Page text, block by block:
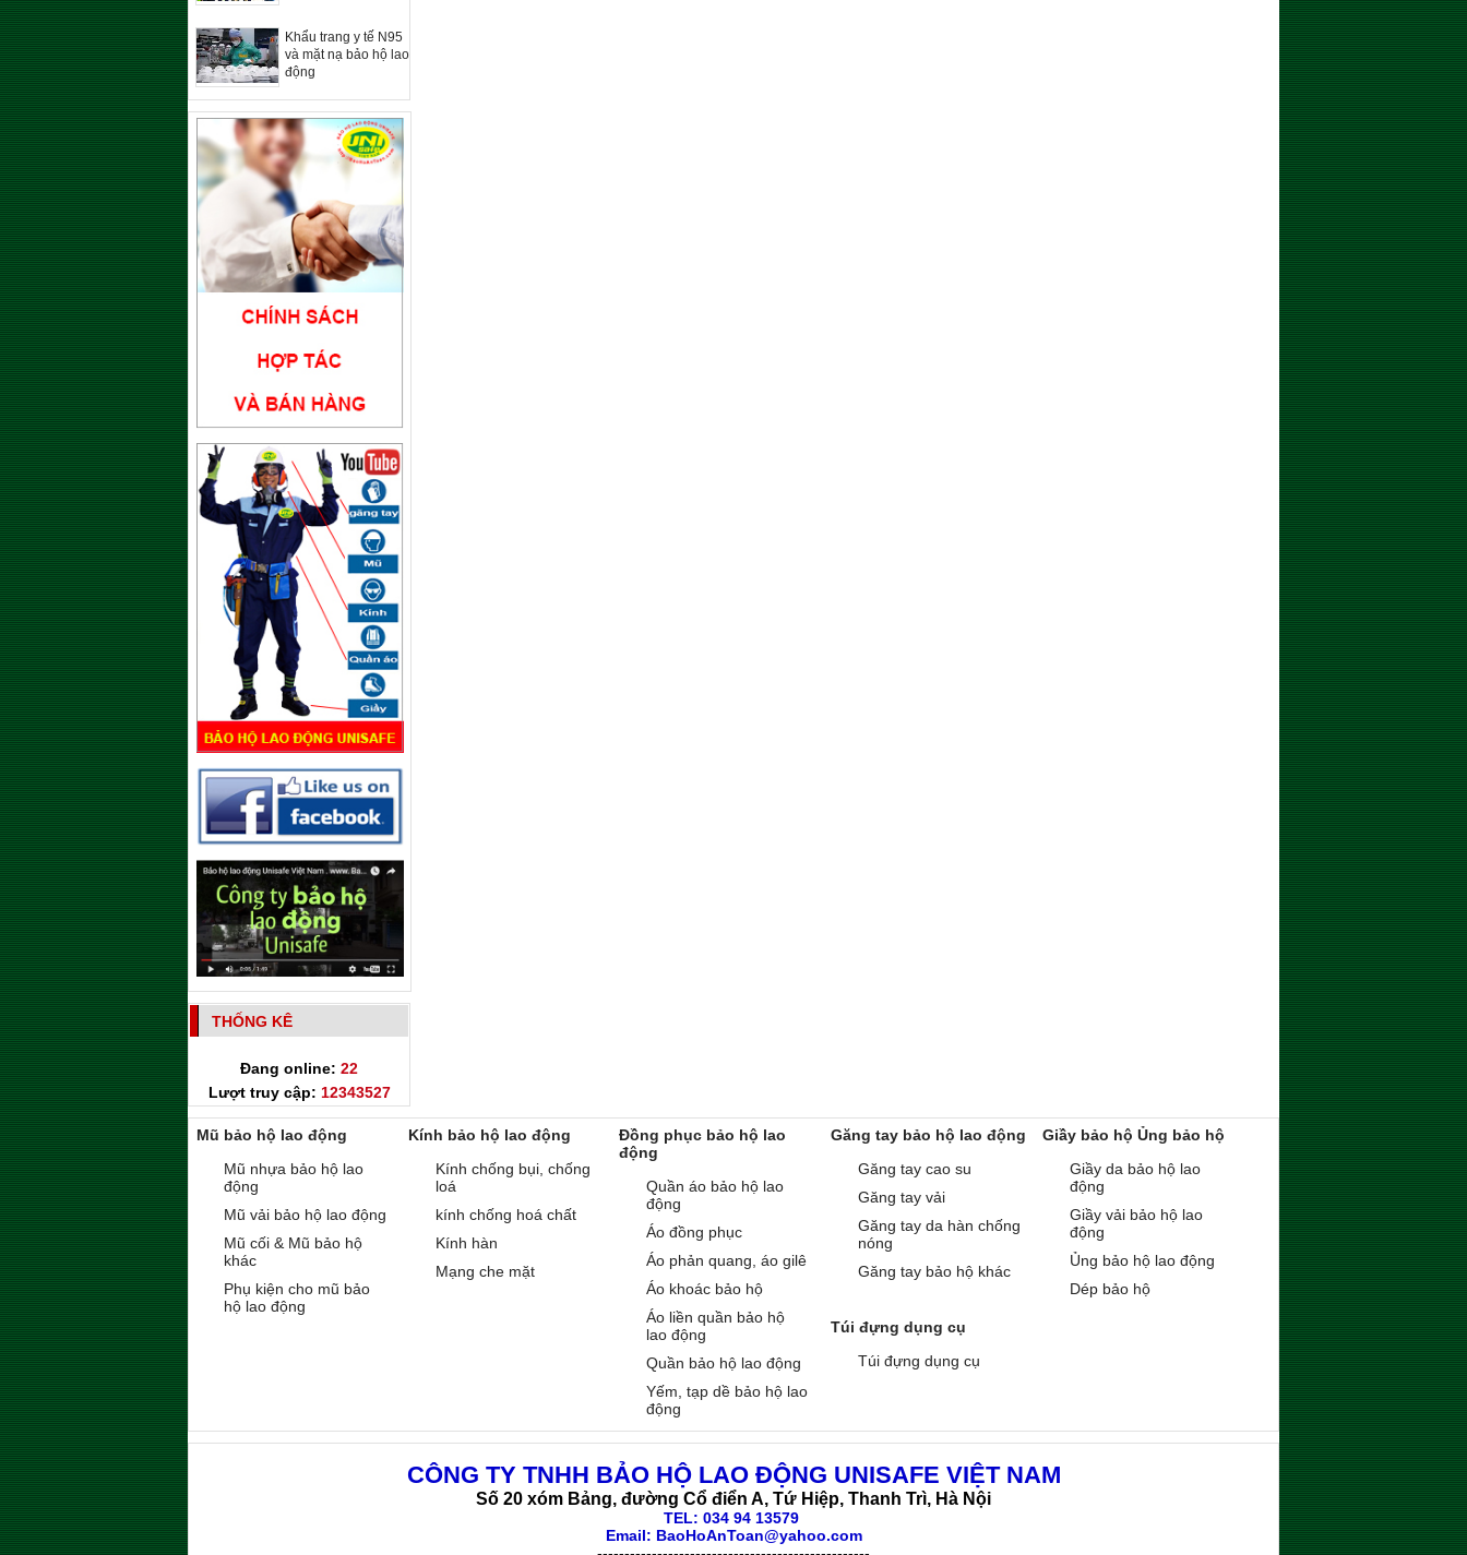
Khẩu trang y tế N95
và mặt nạ bảo hộ lao
động
THỐNG KÊ
Đang online: 22
Lượt truy cập: 12343527
Mũ bảo hộ lao động
Mũ nhựa bảo hộ lao
động
Mũ vải bảo hộ lao động
Mũ cối & Mũ bảo hộ
khác
Phụ kiện cho mũ bảo
hộ lao động
Kính bảo hộ lao động
Kính chống bụi, chống
loá
kính chống hoá chất
Kính hàn
Mạng che mặt
Đồng phục bảo hộ lao
động
Quần áo bảo hộ lao
động
Áo đồng phục
Áo phản quang, áo gilê
Áo khoác bảo hộ
Áo liền quần bảo hộ
lao động
Quần bảo hộ lao động
Yếm, tạp dề bảo hộ lao
động
Găng tay bảo hộ lao động
Găng tay cao su
Găng tay vải
Găng tay da hàn chống
nóng
Găng tay bảo hộ khác
Giầy bảo hộ Ủng bảo hộ
Giầy da bảo hộ lao
động
Giầy vải bảo hộ lao
động
Ủng bảo hộ lao động
Dép bảo hộ
Túi đựng dụng cụ
Túi đựng dụng cụ
CÔNG TY TNHH BẢO HỘ LAO ĐỘNG UNISAFE VIỆT NAM
Số 20 xóm Bảng, đường Cổ điển A, Tứ Hiệp, Thanh Trì, Hà Nội
TEL: 034 94 13579
Email: BaoHoAnToan@yahoo.com